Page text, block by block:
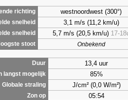
richting westnoordwest (300°)
snelheid 3,1 m/s (11,2 km/u)
snelheid 5,7 m/s (20,5 km/u) 17-
stoot Onbekend
Duur 13,4 uur
langst mogelijk 85%
Globale straling J/cm² (0,0 W/m²)
Zon op 05:54